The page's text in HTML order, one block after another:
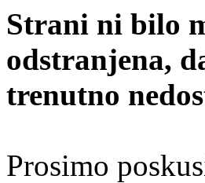
Strani ni bilo
odstranjena,
trenutno
Prosimo